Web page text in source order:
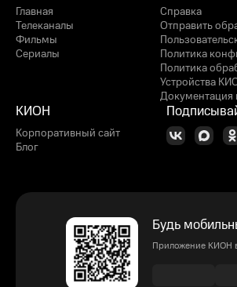
Главная
Телеканалы
Фильмы
Сериалы
Справка
Отправить
Политика
Политика
Устройства
Документация
КИОН
Корпоративный сайт
Блог
Будь
Приложение КИОН